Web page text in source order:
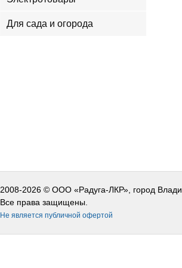
Для сада и огорода
2008-2026 © ООО «Радуга-ЛКР», город
Все права защищены.
Не является публичной офертой